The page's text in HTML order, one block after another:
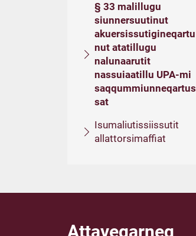
§ 33 malillugu
siunnersuutinut
akuersissutigineqartu
nut atatillugu
nalunaarutit
nassuiaatillu UPA-mi
saqqummiunneqartus
sat
Isumaliutissiissutit
allattorsimaffiat
Attaveqarneq